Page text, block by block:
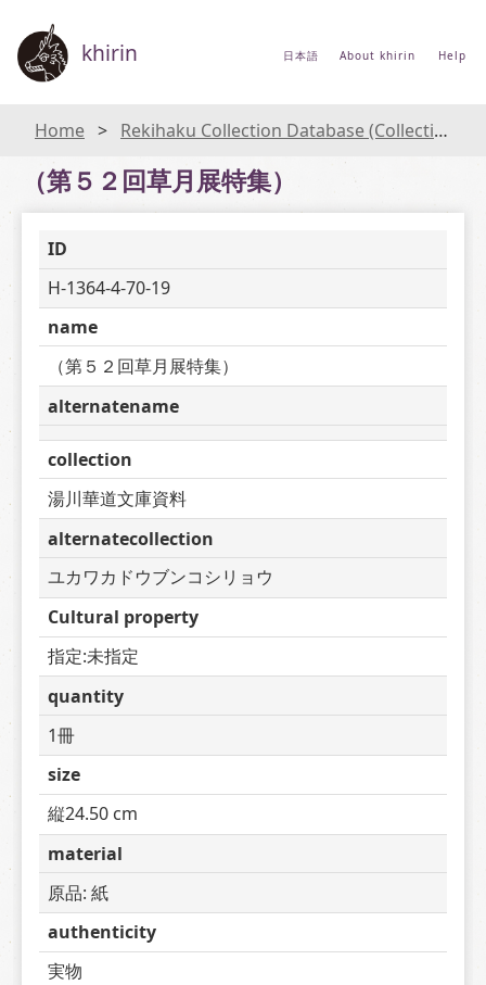
khirin 日本語 About khirin Help
Home Rekihaku Collection Database (Collections Database of the National Museum of Japanese History)
（第５２回草月展特集）
ID
H-1364-4-70-19
name
（第５２回草月展特集）
alternatename
collection
湯川華道文庫資料
alternatecollection
ユカワカドウブンコシリョウ
Cultural property
指定:未指定
quantity
1冊
size
縦24.50 cm
material
原品: 紙
authenticity
実物